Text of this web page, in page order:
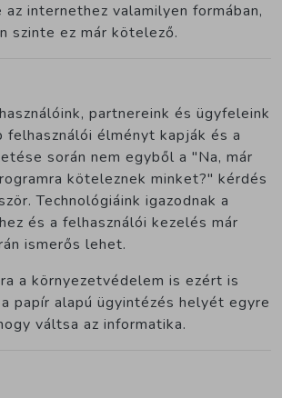
az internethez valamilyen formában,
szinte ez már kötelező.
partnereink és ügyfeleink
élményt kapják és a
során nem egyből a "Na, már
köteleznek minket?" kérdés
Technológiáink igazodnak a
és a felhasználói kezelés már
ismerős lehet.
a környezetvédelem is ezért is
papír alapú ügyintézés helyét egyre
váltsa az informatika.